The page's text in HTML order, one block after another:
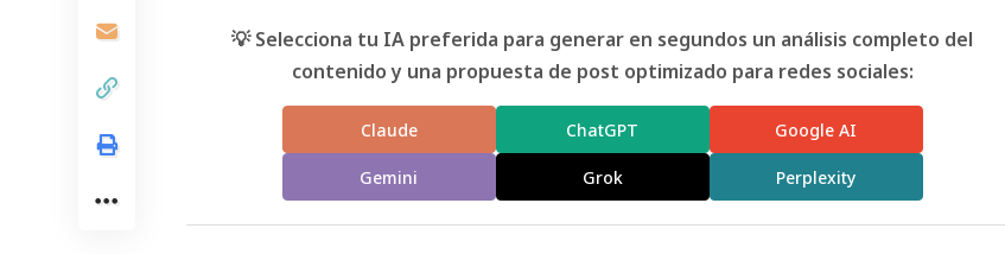
💡 Selecciona tu IA preferida para generar en segundos un análisis completo del
contenido y una propuesta de post optimizado para redes sociales:
Claude ChatGPT Google AI
Gemini Grok Perplexity